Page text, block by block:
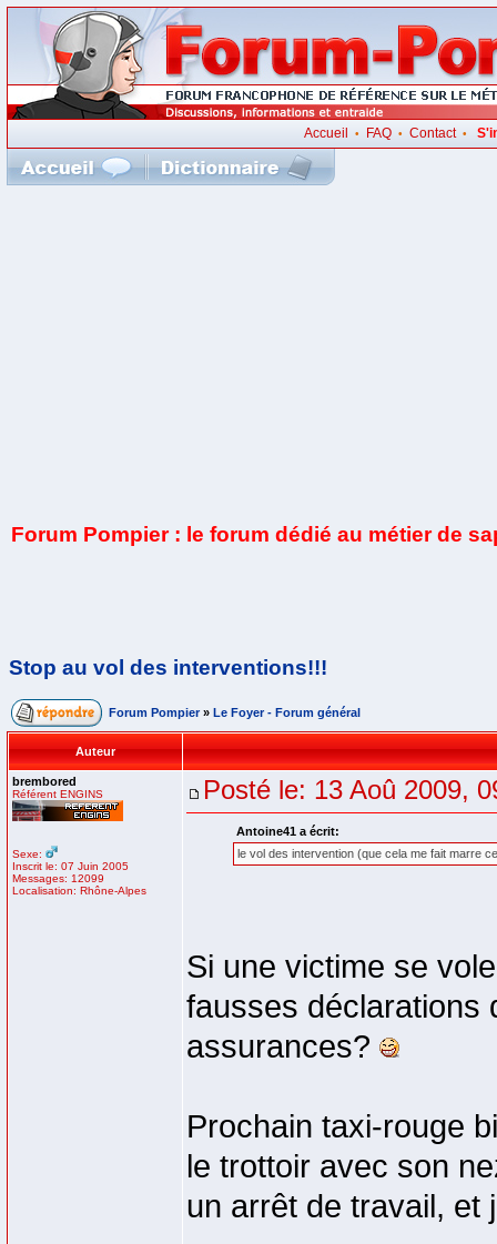
Accueil • FAQ• Contact•
Forum Pompier : le forum dédié au métier de
Stop au vol des interventions!!!
Forum Pompier » Le Foyer - Forum général
Auteur
brembored
Référent ENGINS
Sexe:
Inscrit le: 07 Juin 2005
Messages: 12099
Localisation: Rhône-Alpes
Posté le: 13 Aoû 2009,
Antoine41 a écrit:
le vol des intervention (que cela me fait marre
Si une victime se
fausses déclarations
assurances?
Prochain taxi-rouge
le trottoir avec son
un arrêt de travail, et